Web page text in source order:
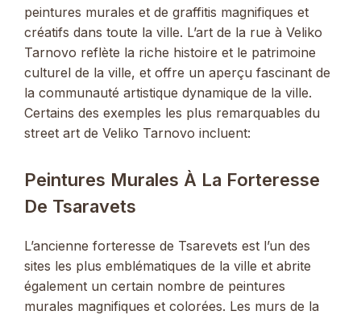
peintures murales et de graffitis magnifiques et
créatifs dans toute la ville. L’art de la rue à Veliko
Tarnovo reflète la riche histoire et le patrimoine
culturel de la ville, et offre un aperçu fascinant de
la communauté artistique dynamique de la ville.
Certains des exemples les plus remarquables du
street art de Veliko Tarnovo incluent:
Peintures Murales À La Forteresse
De Tsaravets
L’ancienne forteresse de Tsarevets est l’un des
sites les plus emblématiques de la ville et abrite
également un certain nombre de peintures
murales magnifiques et colorées. Les murs de la